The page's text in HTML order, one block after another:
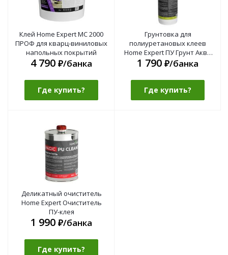
Клей Home Expert МС 2000
ПРОФ для кварц-виниловых
напольных покрытий
4 790 ₽/банка
Где купить?
Грунтовка для
полиуретановых клеев
Home Expert ПУ Грунт Аква
Стоп
1 790 ₽/банка
Где купить?
Деликатный очиститель
Home Expert Очиститель
ПУ-клея
1 990 ₽/банка
Где купить?